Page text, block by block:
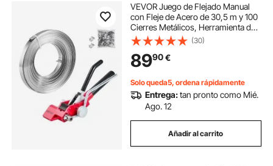
VEVOR Juego de Flejado Manual
con Fleje de Acero de 30,5 m y 100
Cierres Metálicos, Herramienta de
Flejado para Embalaje, Kit
Completo para Almacén, Mercado,
Garaje, Envío, Mudanza, Hogar,
Naranja
(30)
8990€
Solo queda5, ordena rápidamente
Entrega:tan pronto como Mié.
Ago. 12
Añadir al carrito